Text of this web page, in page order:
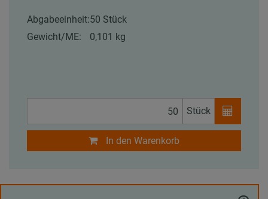
Abgabeeinheit:50 Stück
Gewicht/ME:
0,101 kg
Stück
In den Warenkorb